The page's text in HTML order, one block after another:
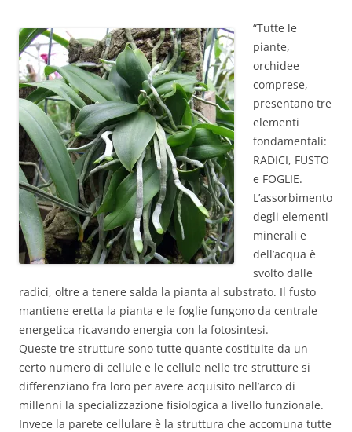
“Tutte le
piante,
orchidee
comprese,
presentano tre
elementi
fondamentali:
RADICI, FUSTO
e FOGLIE.
L’assorbimento
degli elementi
minerali e
dell’acqua è
svolto dalle
radici, oltre a tenere salda la pianta al substrato. Il fusto
mantiene eretta la pianta e le foglie fungono da centrale
energetica ricavando energia con la fotosintesi.
Queste tre strutture sono tutte quante costituite da un
certo numero di cellule e le cellule nelle tre strutture si
differenziano fra loro per avere acquisito nell’arco di
millenni la specializzazione fisiologica a livello funzionale.
Invece la parete cellulare è la struttura che accomuna tutte